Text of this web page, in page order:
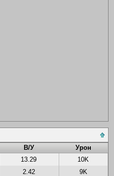
В/У
Урон
13.29
10K
2.42
9K